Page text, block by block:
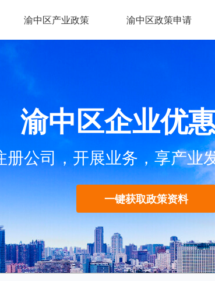
渝中区产业政策 渝中区政策申请
渝中区企业优
册公司，开展业务，享产业
一键获取政策资料